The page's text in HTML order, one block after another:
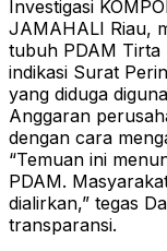
Investigasi
JAMAHALI Riau,
tubuh PDAM Tirta
indikasi Surat
yang diduga
Anggaran
dengan cara
“Temuan ini
PDAM.
dialirkan,” tegas
transparansi.